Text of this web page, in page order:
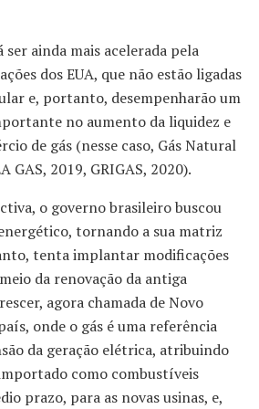
ser ainda mais acelerada pela
dos EUA, que não estão ligadas
e, portanto, desempenharão um
no aumento da liquidez e
de gás (nesse caso, Gás Natural
GAS, 2019, GRIGAS, 2020).
o governo brasileiro buscou
tornando a sua matriz
tenta implantar modificações
da renovação da antiga
agora chamada de Novo
onde o gás é uma referência
da geração elétrica, atribuindo
como combustíveis
prazo, para as novas usinas, e,